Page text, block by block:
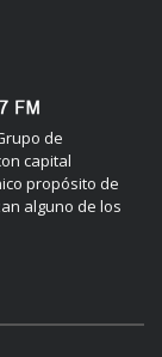
de
capital
propósito de
alguno de los